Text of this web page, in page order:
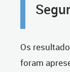
Os
foram